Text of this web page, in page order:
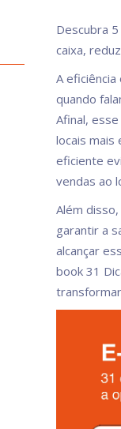
Descubra
caixa,
A
quando
Afinal,
locais mais
eficiente
vendas ao
Além
garantir a
alcançar
book 31